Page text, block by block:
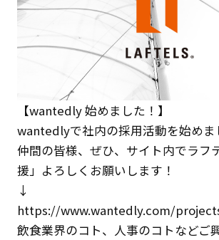
セミナー
セミナー情報
ニュース
ニュース
お問い合わせ
【wantedly 始めました！】
wantedlyで社内の採用活動を始めま
仲間の皆様、ぜひ、サイト内でラフ
援」よろしくお願いします！
↓
https://www.wantedly.com/
飲食業界のコト、人事のコトなどご